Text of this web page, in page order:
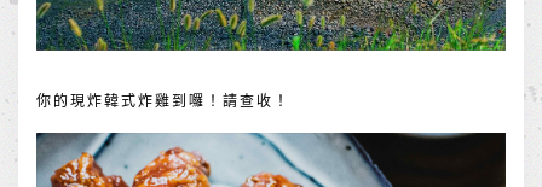
你的現炸韓式炸雞到囉！請查收！